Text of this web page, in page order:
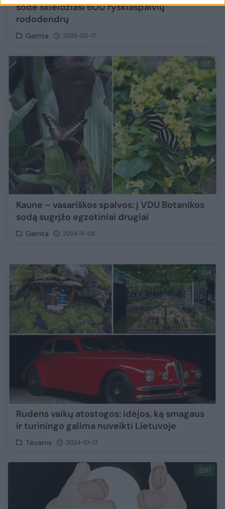
sode skleidžiasi 600 ryškiaspalvių
rododendrų
Gamta 2025-05-17
5
Kaune – vasariškos spalvos: į VDU Botanikos
sodą sugrįžo egzotiniai drugiai
Gamta 2024-11-08
4
Rudens vaikų atostogos: idėjos, ką smagaus
ir turiningo galima nuveikti Lietuvoje
Tėvams 2024-10-17
37